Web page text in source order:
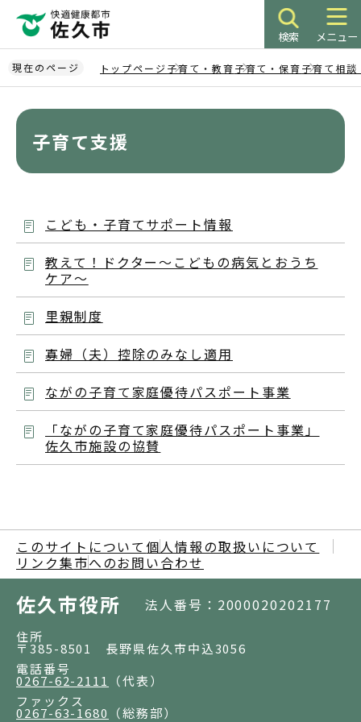
ペ
ー
ジ
検索 メニュー
現在のページ トップページ 子育て・教育子育て・保育子育て相談
子育て支援
こども・子育てサポート情報
教えて！ドクター～こどもの病気とおうち
ケア～
里親制度
寡婦（夫）控除のみなし適用
ながの子育て家庭優待パスポート事業
「ながの子育て家庭優待パスポート事業」
佐久市施設の協賛
このサイトについて 個人情報の取扱いについて
リンク集市へのお問い合わせ
佐久市役所 法人番号：2000020202177
住所
〒385-8501 長野県佐久市中込3056
電話番号
0267-62-2111
（代表）
ファックス
0267-63-1680 （総務部）